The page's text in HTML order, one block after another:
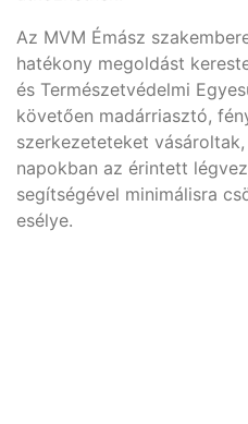
Az MVM Émász
hatékony megoldást
és Természetvédelmi
követően madárriasztó,
szerkezeteteket
napokban az érintett
segítségével minimálisra
esélye.